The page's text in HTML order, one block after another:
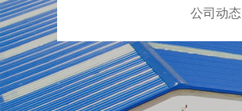
公司动态